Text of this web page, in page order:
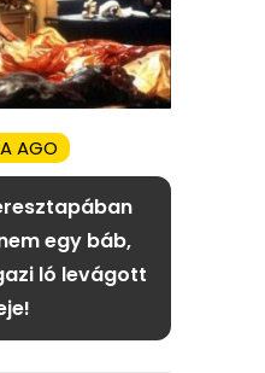
AGO
egy báb,
ló levágott